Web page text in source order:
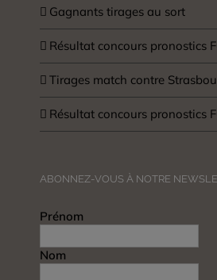
Gagnants tirages au sort
Résultat concours pronostics
Tirages match contre
Résultat concours pronostics
ABONNEZ-VOUS À NOTRE
Prénom
Nom